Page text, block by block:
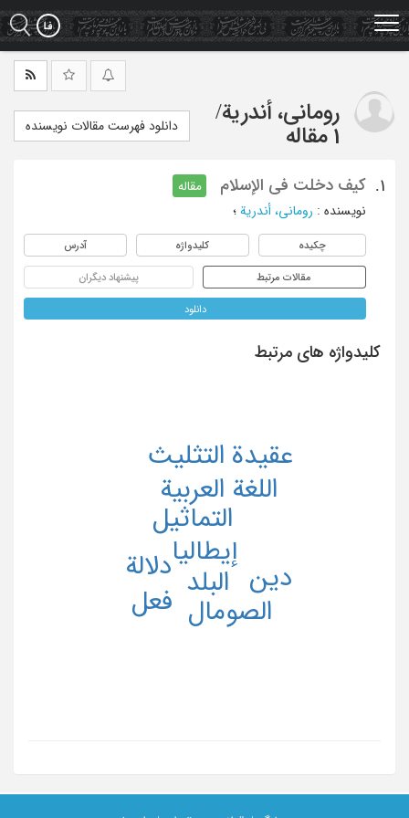
Skip
to
main
رومانی، أندریة/
1 مقاله
دانلود فهرست مقالات نویسنده
1. کیف دخلت فی الإسلام
مقاله
نویسنده : رومانی، أندریة ؛
چکیده کلیدواژه آدرس
مقالات مرتبط پیشنهاد دیگران
دانلود
کلیدواژه های مرتبط
إیطالیا
البلد
التماثیل
الصومال
اللغة العربیة
دلالة دین
عقیدة التثلیث
فعل